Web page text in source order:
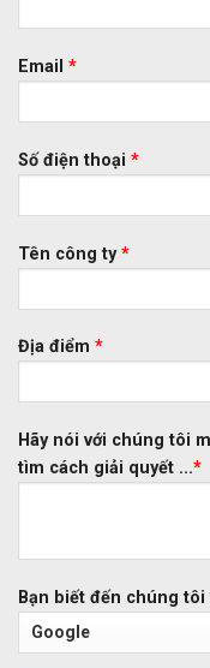
Email *
Số điện thoại *
Tên công ty*
Địa điểm *
Hãy nói với chúng tôi
tìm cách giải quyết ...*
Bạn biết đến chúng tôi